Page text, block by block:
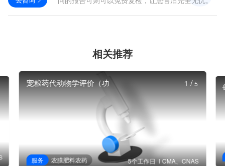
相关推荐
宠粮药代动物学评价（功
服务 农膜肥料农药 5个工作日 CMA、CNAS
1/5